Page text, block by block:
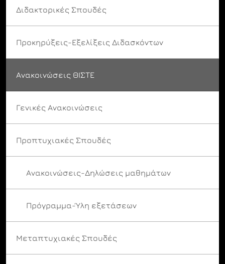
Διδακτορικές Σπουδές
Προκηρύξεις-Εξελίξεις Διδασκόντων
Ανακοινώσεις ΘΙΣΤΕ
Γενικές Ανακοινώσεις
Προπτυχιακές Σπουδές
Ανακοινώσεις-Δηλώσεις μαθημάτων
Πρόγραμμα-Ύλη εξετάσεων
Μεταπτυχιακές Σπουδές